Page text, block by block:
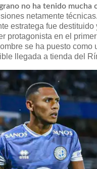
no ha tenido mucha
netamente
estratega fue destituido
protagonista en el
se ha puesto como
llegada a tienda del